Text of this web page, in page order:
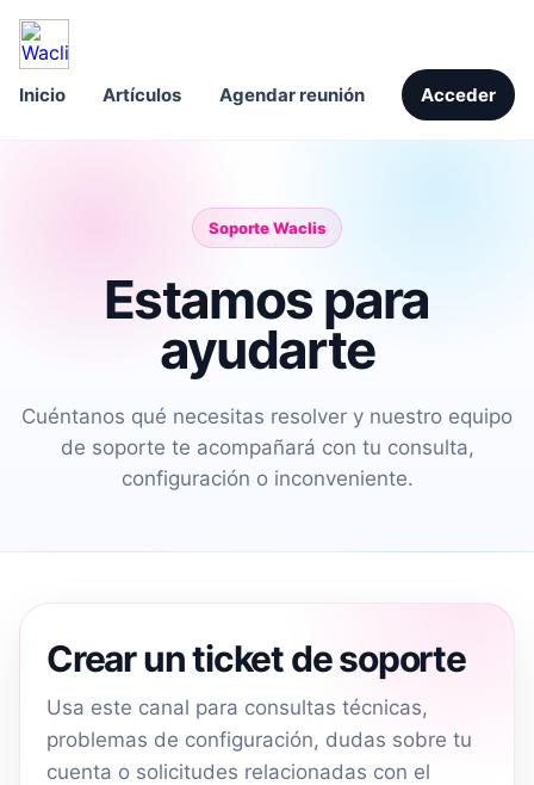
Inicio Artículos Agendar reunión Acceder
Soporte Waclis
Estamos para
ayudarte
Cuéntanos qué necesitas resolver y nuestro equipo
de soporte te acompañará con tu consulta,
configuración o inconveniente.
Crear un ticket de soporte
Usa este canal para consultas técnicas,
problemas de configuración, dudas sobre tu
cuenta o solicitudes relacionadas con el